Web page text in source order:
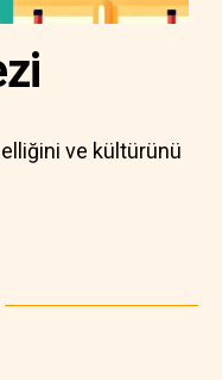
ve kültürünü